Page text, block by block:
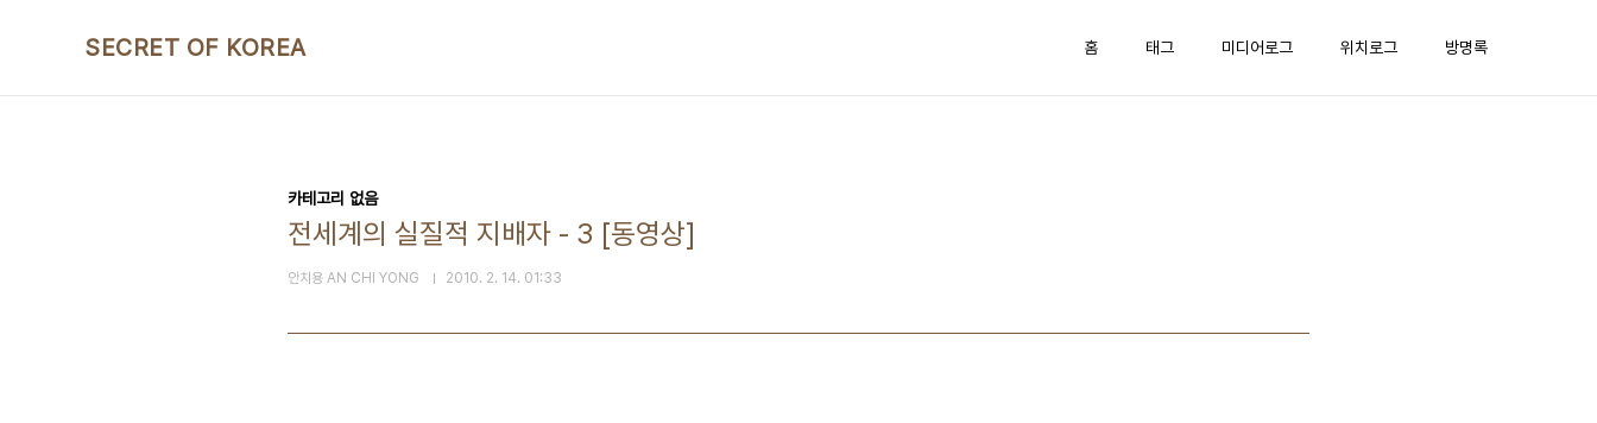
SECRET OF KOREA 홈 태그 미디어로그 위치로그 방명록
카테고리 없음
전세계의 실질적 지배자 - 3 [동영상]
안치용 AN CHI YONG 2010. 2. 14. 01:33